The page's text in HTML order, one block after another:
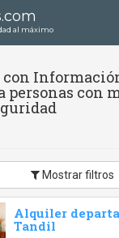
al máximo
personas con
Mostrar filtros
Alquiler
Tandil